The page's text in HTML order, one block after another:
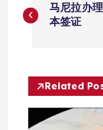
章
航
马尼拉办
本签证
Related